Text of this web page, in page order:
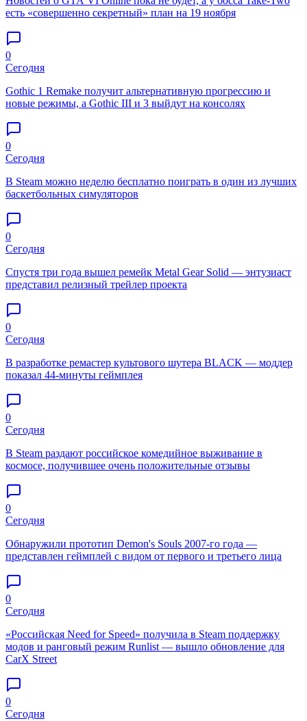
есть «совершенно секретный» план на 19 ноября
0
Сегодня
Gothic 1 Remake получит альтернативную прогрессию и
новые режимы, а Gothic III и 3 выйдут на консолях
0
Сегодня
В Steam можно неделю бесплатно поиграть в один из лучших
баскетбольных симуляторов
0
Сегодня
Спустя три года вышел ремейк Metal Gear Solid — энтузиаст
представил релизный трейлер проекта
0
Сегодня
В разработке ремастер культового шутера BLACK — моддер
показал 44-минуты геймплея
0
Сегодня
В Steam раздают российское комедийное выживание в
космосе, получившее очень положительные отзывы
0
Сегодня
Обнаружили прототип Demon's Souls 2007-го года —
представлен геймплей с видом от первого и третьего лица
0
Сегодня
«Российская Need for Speed» получила в Steam поддержку
модов и ранговый режим Runlist — вышло обновление для
CarX Street
0
Сегодня